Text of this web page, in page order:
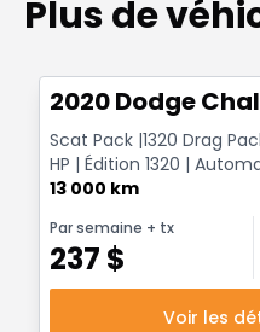
Plus de
2020 Dodge
Scat Pack |1320 Drag
HP | Édition 1320 |
Go Mango
13 000 km
Par semaine + tx
237 $
Voir les